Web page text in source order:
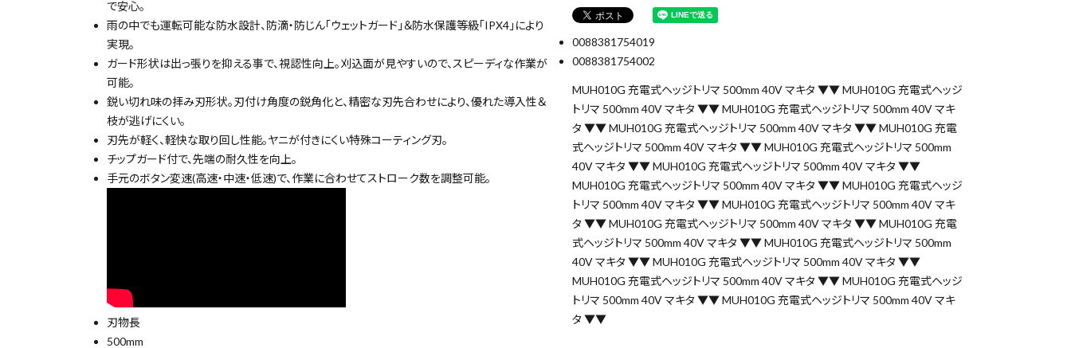
収納・腰袋・ワーク用品
close
で安心。
雨の中でも運転可能な防水設計、防滴・防じん「ウェットガード」＆防水保護等級「IPX4」により
実現。
ガード形状は出っ張りを抑える事で、視認性向上。刈込面が見やすいので、スピーディな作業が
可能。
鋭い切れ味の拝み刃形状。刃付け角度の鋭角化と、精密な刃先合わせにより、優れた導入性＆
枝が逃げにくい。
刃先が軽く、軽快な取り回し性能。ヤニが付きにくい特殊コーティング刃。
チップガード付で、先端の耐久性を向上。
手元のボタン変速(高速・中速・低速)で、作業に合わせてストローク数を調整可能。
刃物長
500mm
0088381754019
0088381754002
MUH010G 充電式ヘッジトリマ 500mm 40V マキタ ▼▼ MUH010G 充電式ヘッジ
トリマ 500mm 40V マキタ ▼▼ MUH010G 充電式ヘッジトリマ 500mm 40V マキ
タ ▼▼ MUH010G 充電式ヘッジトリマ 500mm 40V マキタ ▼▼ MUH010G 充電
式ヘッジトリマ 500mm 40V マキタ ▼▼ MUH010G 充電式ヘッジトリマ 500mm
40V マキタ ▼▼ MUH010G 充電式ヘッジトリマ 500mm 40V マキタ ▼▼
MUH010G 充電式ヘッジトリマ 500mm 40V マキタ ▼▼ MUH010G 充電式ヘッジ
トリマ 500mm 40V マキタ ▼▼ MUH010G 充電式ヘッジトリマ 500mm 40V マキ
タ ▼▼ MUH010G 充電式ヘッジトリマ 500mm 40V マキタ ▼▼ MUH010G 充電
式ヘッジトリマ 500mm 40V マキタ ▼▼ MUH010G 充電式ヘッジトリマ 500mm
40V マキタ ▼▼ MUH010G 充電式ヘッジトリマ 500mm 40V マキタ ▼▼
MUH010G 充電式ヘッジトリマ 500mm 40V マキタ ▼▼ MUH010G 充電式ヘッジ
トリマ 500mm 40V マキタ ▼▼ MUH010G 充電式ヘッジトリマ 500mm 40V マキ
タ ▼▼